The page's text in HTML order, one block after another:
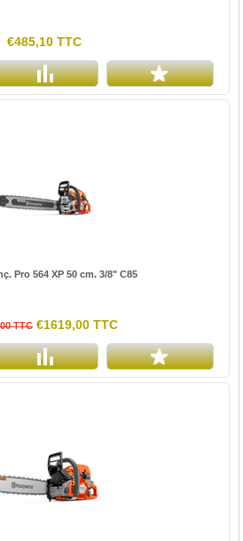
€485,10 TTC
Pro 564 XP 50 cm. 3/8" C85
TTC €1619,00 TTC